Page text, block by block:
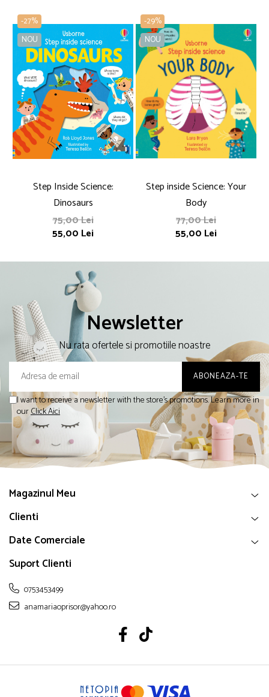
-27%
NOU
Step Inside Science:
Dinosaurs
75,00 Lei
55,00 Lei
-29%
NOU
Step inside Science: Your
Body
77,00 Lei
55,00 Lei
Newsletter
Nu rata ofertele si promotiile noastre
I want to receive a newsletter with the store's promotions. Learn more in
ourClick Aici
Magazinul Meu
Clienti
Date Comerciale
Suport Clienti
0753453499
anamariaoprisor@yahoo.ro